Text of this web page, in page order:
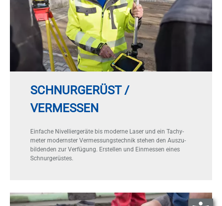
SCHNURGERÜST /
VERMESSEN
Ein­fa­che Ni­vel­lier­ge­rä­te bis mo­der­ne La­ser und ein Ta­chy­
me­ter mo­derns­ter Ver­mes­sungs­tech­nik ste­hen den Aus­zu­
bil­den­den zur Ver­fü­gung. Er­stel­len und Ein­mes­sen ei­nes
Schnur­ge­rüs­tes.